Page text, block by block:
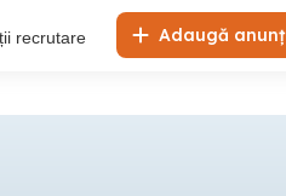
Adaugă anunț
recrutare